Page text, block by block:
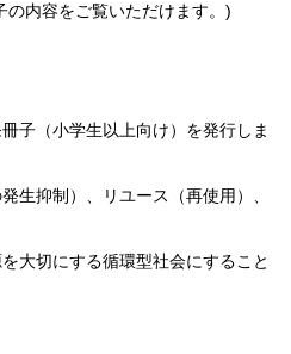
内容をご覧いただけます。)
子（小学生以上向け）を発行しま
生抑制）、リユース（再使用）、
大切にする循環型社会にすること